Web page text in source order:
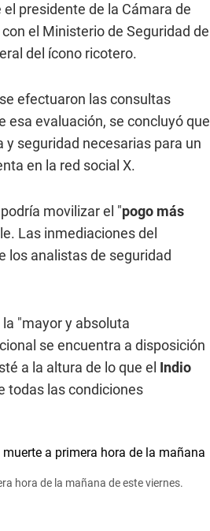
presidente de la Cámara de
el Ministerio de Seguridad de
del ícono ricotero.
efectuaron las consultas
evaluación, se concluyó que
seguridad necesarias para un
en la red social X.
movilizar el "pogo más
Las inmediaciones del
los analistas de seguridad
"mayor y absoluta
se encuentra a disposición
a la altura de lo que el Indio
todas las condiciones
hora de la mañana de este viernes.